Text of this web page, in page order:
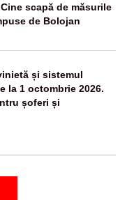
scapă de măsurile
de Bolojan
și sistemul
la 1 octombrie 2026.
șoferi și